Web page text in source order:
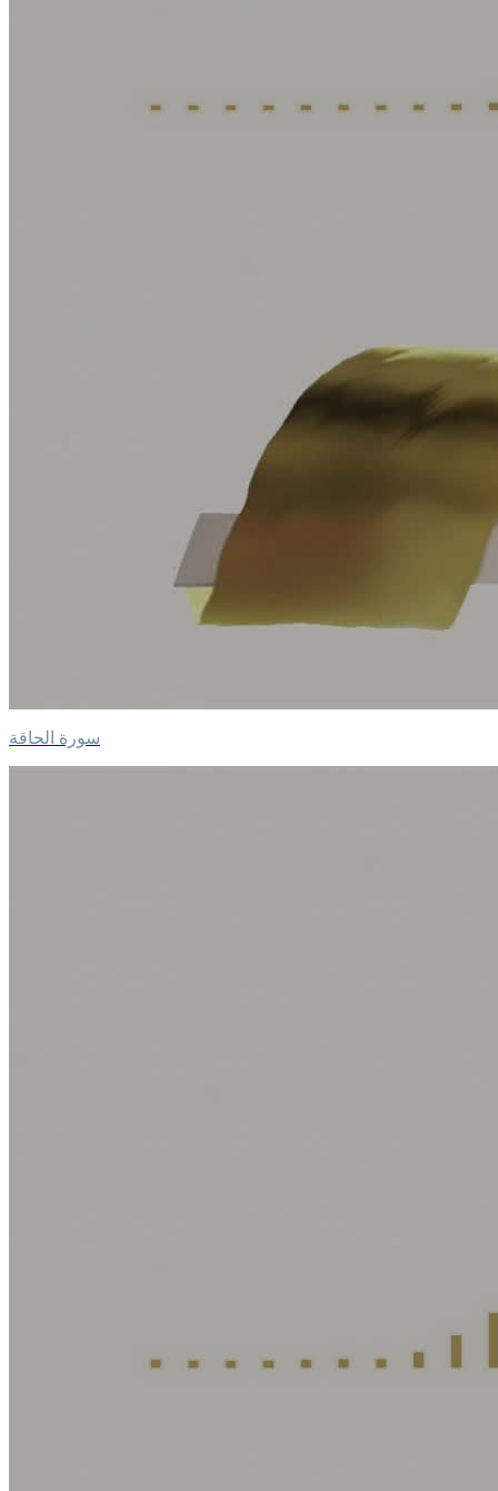
سورة الحاقة